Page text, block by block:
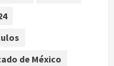
IA arrastra a fondos
Street
de México